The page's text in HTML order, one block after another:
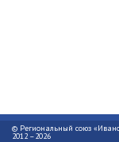
© Региональный союз
2012 –2026